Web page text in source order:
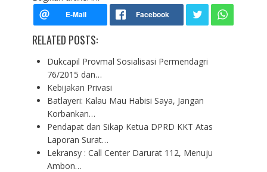
RELATED POSTS:
Dukcapil Provmal Sosialisasi Permendagri
76/2015 dan…
Kebijakan Privasi
Batlayeri: Kalau Mau Habisi Saya, Jangan
Korbankan…
Pendapat dan Sikap Ketua DPRD KKT Atas
Laporan Surat…
Lekransy : Call Center Darurat 112, Menuju
Ambon…